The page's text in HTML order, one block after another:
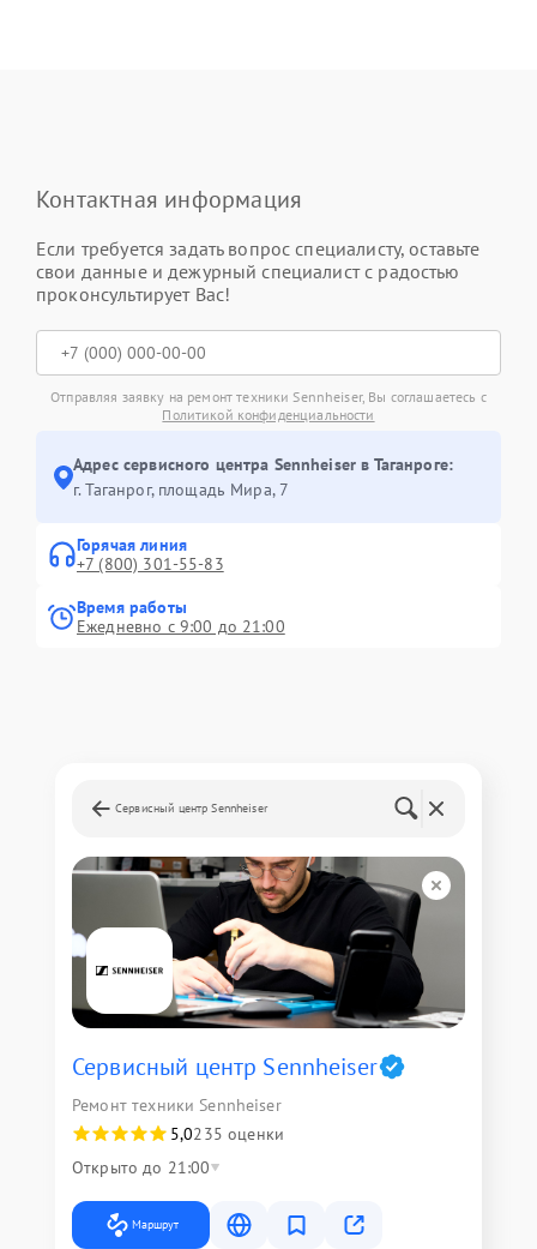
Контактная информация
Если требуется задать вопрос специалисту, оставьте
свои данные и дежурный специалист с радостью
проконсультирует Вас!
Отправляя заявку на ремонт техники Sennheiser, Вы соглашаетесь с
Политикой конфиденциальности
Адрес сервисного центра Sennheiser в Таганроге:
г. Таганрог, площадь Мира, 7
Горячая линия
+7 (800) 301-55-83
Время работы
Ежедневно с 9:00 до 21:00
Сервисный центр Sennheiser
Сервисный центр Sennheiser
Ремонт техники Sennheiser
5,0235 оценки
Открыто до 21:00
Маршрут